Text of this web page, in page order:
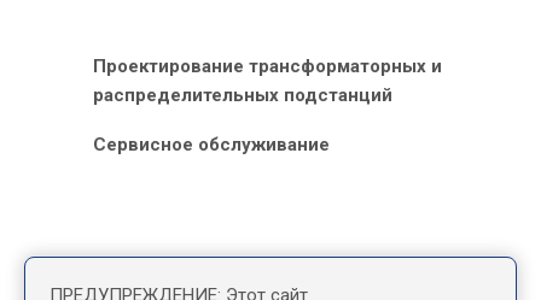
Проектирование трансформаторных и
распределительных подстанций
Сервисное обслуживание
ПРЕДУПРЕЖДЕНИЕ: Этот сайт